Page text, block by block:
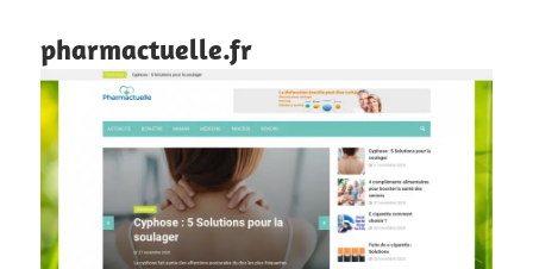
pharmactuelle.fr